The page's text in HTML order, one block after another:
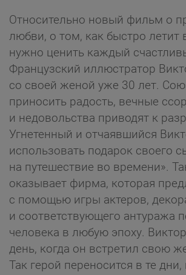
Относительно новый фильм о
любви, о том, как быстро летит
нужно ценить каждый
Французский иллюстратор
со своей женой уже 30 лет.
приносить радость, вечные
и недовольства приводят к
Угнетенный и отчаявшийся
использовать подарок своего
на путешествие во времени».
оказывает фирма, которая
с помощью игры актеров,
и соответствующего антуража
человека в любую эпоху.
день, когда он встретил свою
Так герой переносится в те дни,